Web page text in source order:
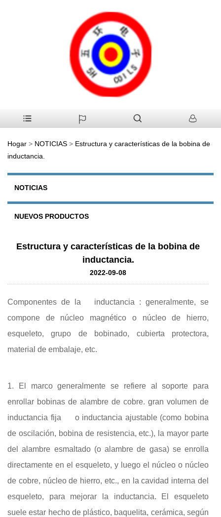
Hogar > NOTICIAS > Estructura y características de la bobina de
inductancia.
NOTICIAS
NUEVOS PRODUCTOS
Estructura y características de la bobina de
inductancia.
2022-09-08
Componentes de la inductancia : generalmente, se
compone de núcleo magnético o núcleo de hierro,
esqueleto, grupo de bobinado, cubierta protectora,
material de embalaje, etc.
1. El marco generalmente se refiere al soporte para
enrollar bobinas de alambre de cobre. gran volumen de
inductancia fija
o inductancia ajustable (como bobina
de oscilación, bobina de resistencia, etc.), la mayor parte
del alambre esmaltado (o alambre de gasa) se enrolla
directamente en el esqueleto, y luego el núcleo o núcleo
de cobre, núcleo de hierro, etc., en la cavidad interna del
esqueleto, para mejorar la inductancia. El esqueleto
suele estar hecho de plástico, baquelita, cerámica, según